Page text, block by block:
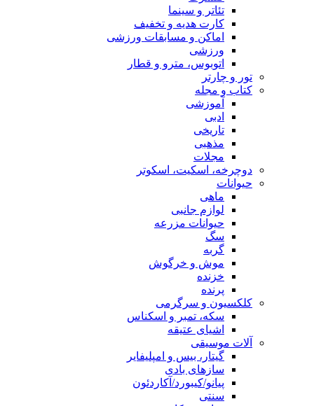
تئاتر و سینما
کارت هدیه و تخفیف
اماکن و مسابقات ورزشی
ورزشی
اتوبوس، مترو و قطار
تور و چارتر
کتاب و مجله
آموزشی
ادبی
تاریخی
مذهبی
مجلات
دوچرخه، اسکیت، اسکوتر
حیوانات
ماهی
لوازم جانبی
حیوانات مزرعه
سگ
گربه
موش و خرگوش
خزنده
پرنده
کلکسیون و سرگرمی
سکه، تمبر و اسکناس
اشیای عتیقه
آلات موسیقی
گیتار، بیس و امپلیفایر
سازهای بادی
پیانو/کیبورد/آکاردئون
سنتی